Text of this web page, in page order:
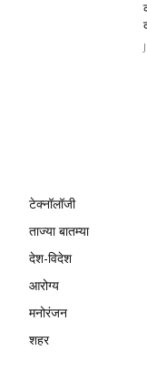
टेक्नॉलॉजी
ताज्या बातम्या
देश-विदेश
आरोग्य
मनोरंजन
शहर